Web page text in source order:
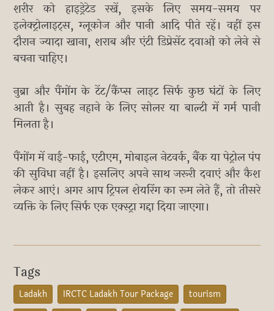
शरीर को हाइड्रेटेड रखें, इसके लिए समय-समय पर
इलेक्ट्रोलाइट्स, ग्लूकोज और पानी आदि पीते रहें। वहीं इस
दौरान ज्यादा खाना, शराब और एंटी डिप्रेसेंट दवाओं को लेने से
बचना चाहिए।
नुब्रा और पैंगोंग के टेंट/कैंप्स लाइट सिर्फ कुछ घंटों के लिए
आती है। सुबह नहाने के लिए सोलर या बाल्टी में गर्म पानी
मिलता है।
पैंगोंग में वाई-फाई, एटीएम, मोबाइल नेटवर्क, बैंक या पेट्रोल पंप
की सुविधा नहीं है। इसलिए अपने साथ जरूरी दवाएं और कैश
लेकर आएं। अगर आप ट्रिपल शेयरिंग का रूम लेते हैं, तो तीसरे
व्यक्ति के लिए सिर्फ एक एक्स्ट्रा गद्दा दिया जाएगा।
Tags
Ladakh IRCTC Ladakh Tour Package
tourism